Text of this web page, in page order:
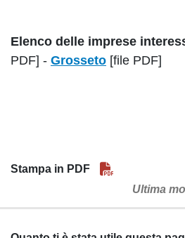
Elenco delle imprese
PDF] - Grosseto [file PDF]
Stampa in PDF
Ultima